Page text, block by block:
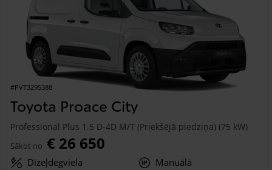
#PVT3295388
Toyota Proace City
Professional Plus 1.5 D-4D M/T (Priekšējā piedziņa) (75 kW)
Sākot no € 26 650
Dīzeļdegviela
Manuālā